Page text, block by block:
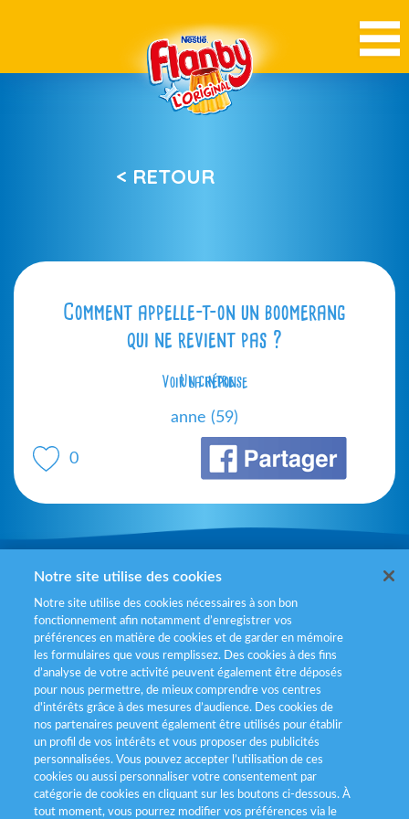
< RETOUR
Comment appelle-t-on un boomerang
qui ne revient pas ?
Voir la réponse
Un cintre
0
anne (59)
Mentions légales
Politiques de gestion des cookies
Politique données personnelles
Services consommateurs
Déclaration d’accessibilité
Notre site utilise des cookies
Notre site utilise des cookies nécessaires à son bon
fonctionnement afin notamment d’enregistrer vos
préférences en matière de cookies et de garder en mémoire
les formulaires que vous remplissez. Des cookies à des fins
d’analyse de votre activité peuvent également être déposés
pour nous permettre, de mieux comprendre vos centres
d'intérêts grâce à des mesures d’audience. Des cookies de
nos partenaires peuvent également être utilisés pour établir
un profil de vos intérêts et vous proposer des publicités
personnalisées. Vous pouvez accepter l’utilisation de ces
cookies ou aussi personnaliser votre consentement par
catégorie de cookies en cliquant sur les boutons ci-dessous. À
tout moment, vous pourrez modifier vos préférences via le